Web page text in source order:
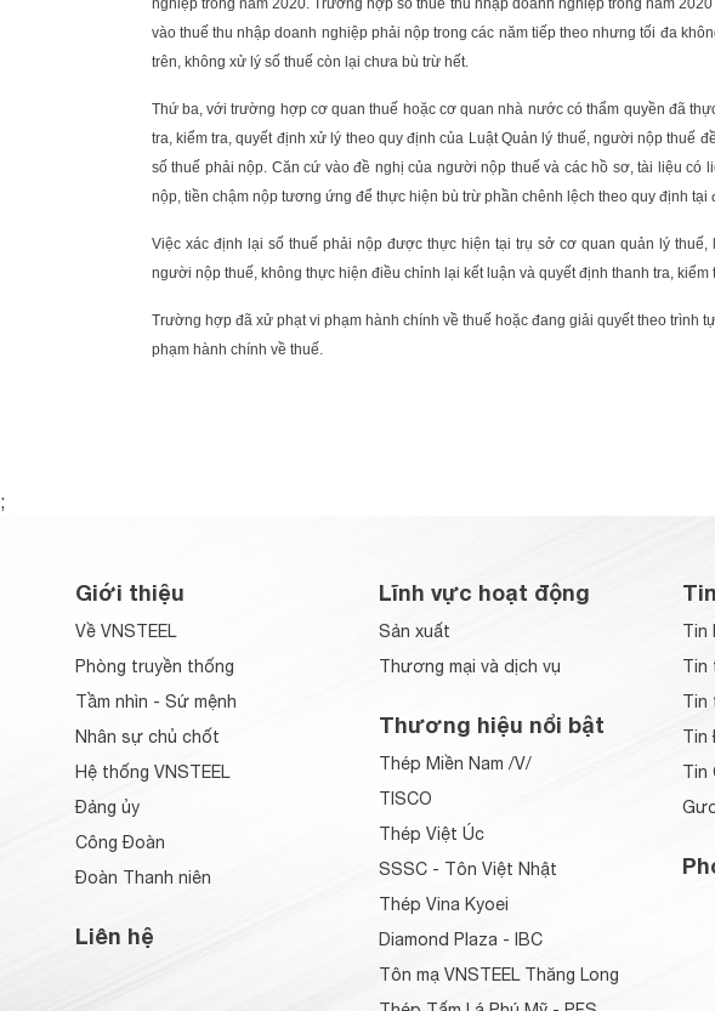
vào thuế thu nhập doanh nghiệp phải nộp trong các năm tiếp theo nhưng tối đa
trên, không xử lý số thuế còn lại chưa bù trừ hết.
Thứ ba, với trường hợp cơ quan thuế hoặc cơ quan nhà nước có thẩm quyền đã
tra, kiểm tra, quyết định xử lý theo quy định của Luật Quản lý thuế, người nộp thuế
số thuế phải nộp. Căn cứ vào đề nghị của người nộp thuế và các hồ sơ, tài liệu có
nộp, tiền chậm nộp tương ứng để thực hiện bù trừ phần chênh lệch theo quy định tại
Việc xác định lại số thuế phải nộp được thực hiện tại trụ sở cơ quan quản lý
người nộp thuế, không thực hiện điều chỉnh lại kết luận và quyết định thanh tra, kiểm
Trường hợp đã xử phạt vi phạm hành chính về thuế hoặc đang giải quyết theo trình
phạm hành chính về thuế.
;
Giới thiệu
Về VNSTEEL
Phòng truyền thống
Tầm nhìn - Sứ mệnh
Nhân sự chủ chốt
Hệ thống VNSTEEL
Đảng ủy
Công Đoàn
Đoàn Thanh niên
Liên hệ
Lĩnh vực hoạt động
Sản xuất
Thương mại và dịch vụ
Thương hiệu nổi bật
Thép Miền Nam /V/
TISCO
Thép Việt Úc
SSSC - Tôn Việt Nhật
Thép Vina Kyoei
Diamond Plaza - IBC
Tôn mạ VNSTEEL Thăng Long
Tin
Tin
Tin
Tin
Tin